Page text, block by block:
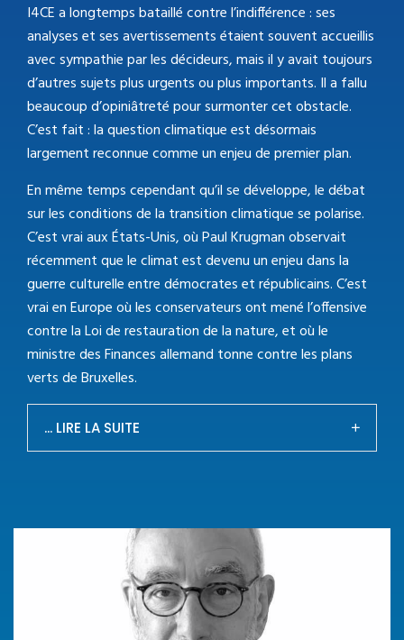
I4CE a longtemps bataillé contre l’indifférence : ses
analyses et ses avertissements étaient souvent accueillis
avec sympathie par les décideurs, mais il y avait toujours
d’autres sujets plus urgents ou plus importants. Il a fallu
beaucoup d’opiniâtreté pour surmonter cet obstacle.
C’est fait : la question climatique est désormais
largement reconnue comme un enjeu de premier plan.
En même temps cependant qu’il se développe, le débat
sur les conditions de la transition climatique se polarise.
C’est vrai aux États-Unis, où Paul Krugman observait
récemment que le climat est devenu un enjeu dans la
guerre culturelle entre démocrates et républicains. C’est
vrai en Europe où les conservateurs ont mené l’offensive
contre la Loi de restauration de la nature, et où le
ministre des Finances allemand tonne contre les plans
verts de Bruxelles.
... LIRE LA SUITE